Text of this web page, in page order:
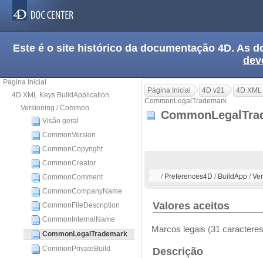
Este é o site histórico da documentação 4D. As
Página Inicial
4D XML Keys BuildApplication
Versioning / Common
Visão geral
CommonVersion
CommonCopyright
CommonCreator
CommonComment
CommonCompanyName
CommonFileDescription
CommonInternalName
CommonLegalTrademark
CommonPrivateBuild
Página Inicial 4D v21
4D
CommonLegalTrademark
/ Preferences4D / BuildApp /
Valores aceitos
Marcos legais (31
Descrição